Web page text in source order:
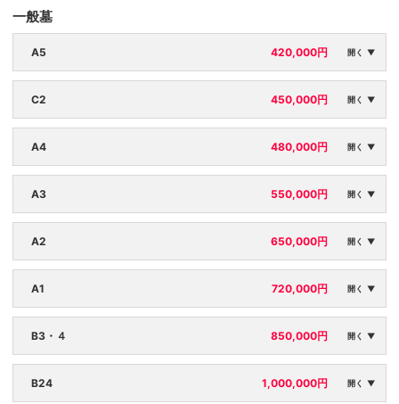
一般墓
A5 420,000円 開く ▼
区画面積：
2.34㎡
永代使用料：
3,000円
C2 450,000円 開く ▼
区画面積：
2.25㎡
永代使用料：
3,000円
A4 480,000円 開く ▼
区画面積：
2.70㎡
永代使用料：
3,000円
A3 550,000円 開く ▼
区画面積：
2.88㎡
永代使用料：
3,000円
A2 650,000円 開く ▼
区画面積：
3.50㎡
永代使用料：
3,000円
A1 720,000円 開く ▼
区画面積：
3.80㎡
永代使用料：
3,000円
B3・４ 850,000円 開く ▼
区画面積：
永代使用料：
B24 1,000,000円 開く ▼